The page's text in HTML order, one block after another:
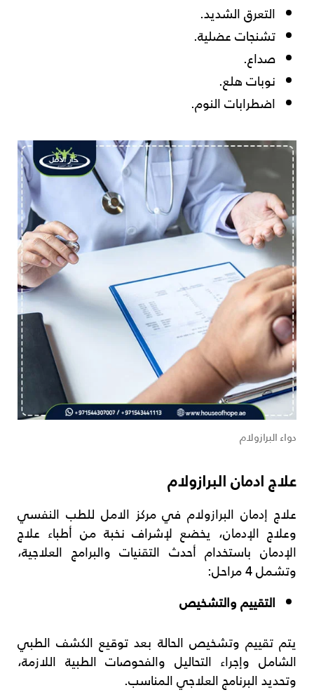
التعرق الشديد.
تشنجات عضلية.
صداع.
نوبات هلع.
اضطرابات النوم.
دواء البرازولام
علاج ادمان البرازولام
علاج إدمان البرازولام في مركز الامل للطب النفسي
وعلاج الإدمان، يخضع لإشراف نخبة من أطباء علاج
الإدمان باستخدام أحدث التقنيات والبرامج العلاجية،
وتشمل 4 مراحل:
التقييم والتشخيص
يتم تقييم وتشخيص الحالة بعد توقيع الكشف الطبي
الشامل وإجراء التحاليل والفحوصات الطبية اللازمة،
وتحديد البرنامج العلاجي المناسب.